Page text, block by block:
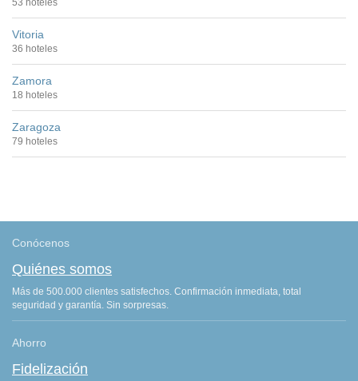
53 hoteles
Vitoria
36 hoteles
Zamora
18 hoteles
Zaragoza
79 hoteles
Conócenos
Quiénes somos
Más de 500.000 clientes satisfechos. Confirmación inmediata, total
seguridad y garantía. Sin sorpresas.
Ahorro
Fidelización